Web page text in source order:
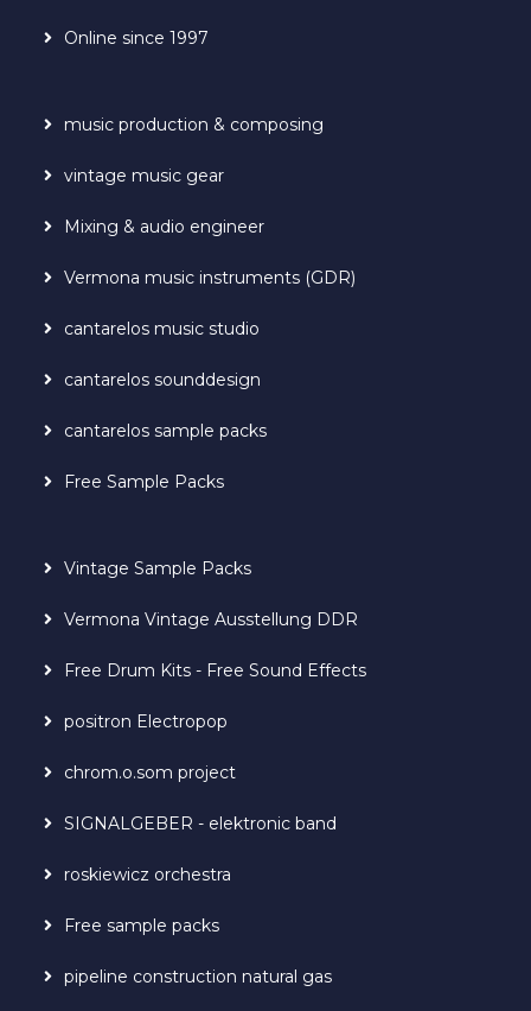
Online since 1997
music production & composing
vintage music gear
Mixing & audio engineer
Vermona music instruments (GDR)
cantarelos music studio
cantarelos sounddesign
cantarelos sample packs
Free Sample Packs
Vintage Sample Packs
Vermona Vintage Ausstellung DDR
Free Drum Kits - Free Sound Effects
positron Electropop
chrom.o.som project
SIGNALGEBER - elektronic band
roskiewicz orchestra
Free sample packs
pipeline construction natural gas